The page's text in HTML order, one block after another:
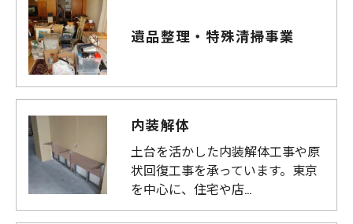
遺品整理・特殊清掃事業
内装解体
土台を活かした内装解体工事や原
状回復工事を承っています。東京
を中心に、住宅や店…